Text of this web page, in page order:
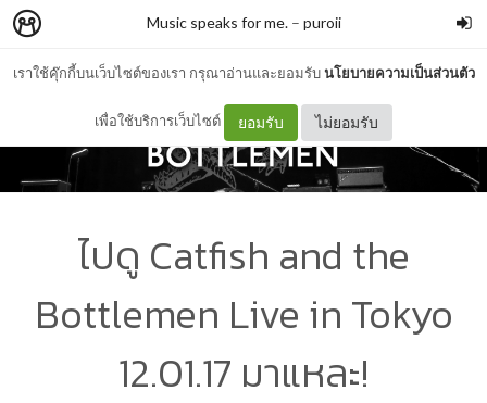
เราใช้คุ๊กกี้บนเว็บไซต์ของเรา กรุณาอ่านและยอมรับนโยบายความเป็นส่วนตัว
เพื่อใช้บริการเว็บไซต์ ยอมรับ ไม่ยอมรับ
Music speaks for me.– puroii
ไปดู Catfish and the
Bottlemen Live in Tokyo
12.01.17 มาแหละ!